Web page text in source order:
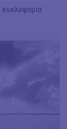
κυκλοφορία